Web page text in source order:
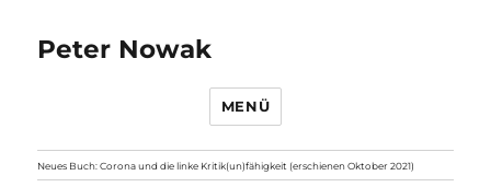
Peter Nowak
MENÜ
Neues Buch: Corona und die linke Kritik(un)fähigkeit (erschienen Oktober 2021)